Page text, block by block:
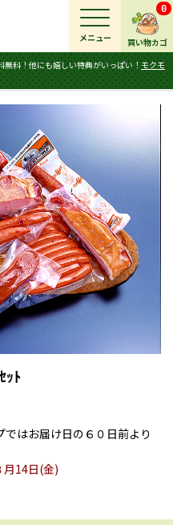
買い物カゴ
0
料！他にも嬉しい特典がいっぱい！ モクモ
メニュー
ｯﾄ
はお届け日の６０日前より
14日(金)